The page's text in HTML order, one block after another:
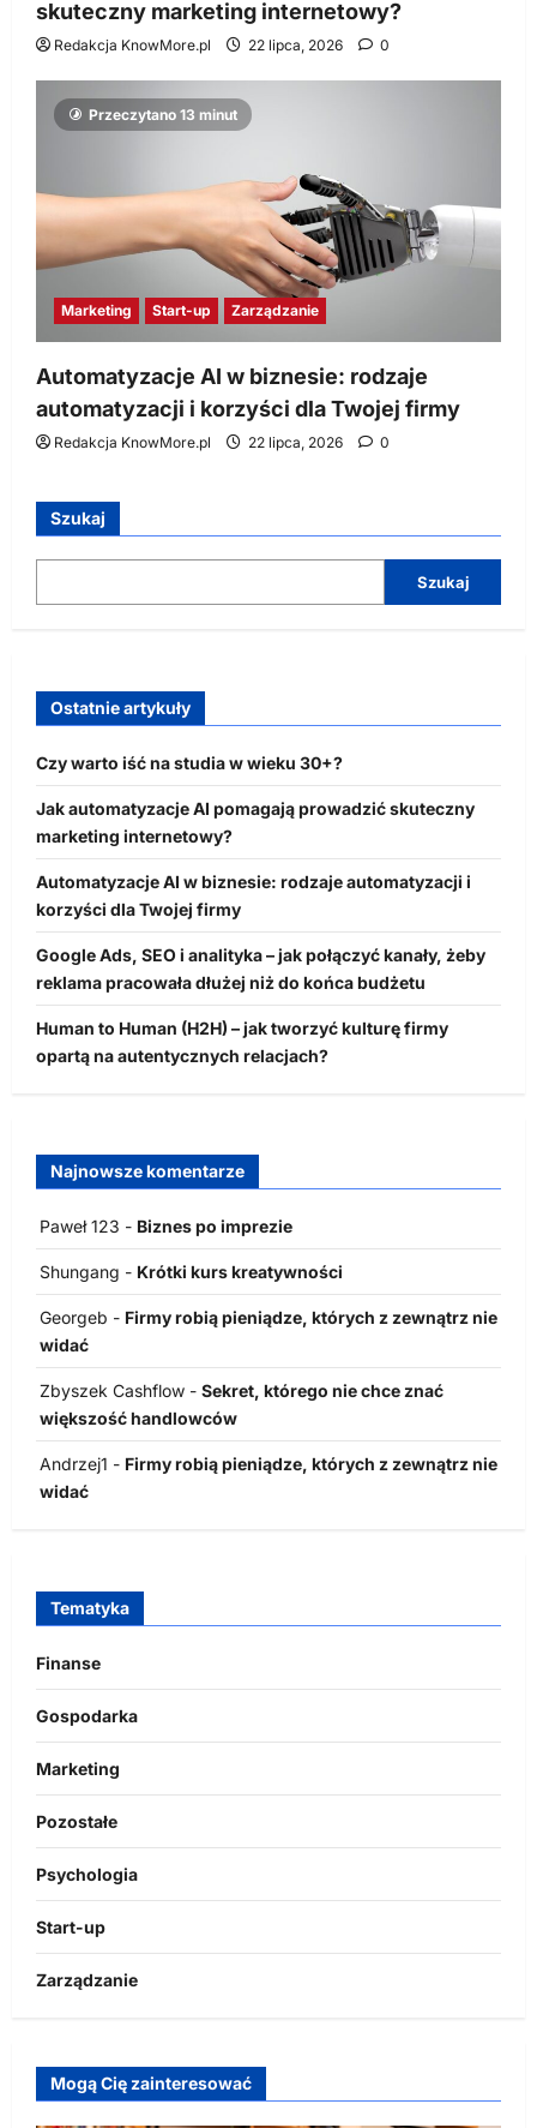
skuteczny marketing internetowy?
Redakcja KnowMore.pl 22 lipca, 2026 0
Przeczytano 13 minut
Marketing Start-up Zarządzanie
Automatyzacje AI w biznesie: rodzaje
automatyzacji i korzyści dla Twojej firmy
Redakcja KnowMore.pl 22 lipca, 2026 0
Szukaj
Szukaj
Ostatnie artykuły
Czy warto iść na studia w wieku 30+?
Jak automatyzacje AI pomagają prowadzić skuteczny
marketing internetowy?
Automatyzacje AI w biznesie: rodzaje automatyzacji i
korzyści dla Twojej firmy
Google Ads, SEO i analityka – jak połączyć kanały, żeby
reklama pracowała dłużej niż do końca budżetu
Human to Human (H2H) – jak tworzyć kulturę firmy
opartą na autentycznych relacjach?
Najnowsze komentarze
Paweł 123 - Biznes po imprezie
Shungang - Krótki kurs kreatywności
Georgeb - Firmy robią pieniądze, których z zewnątrz nie
widać
Zbyszek Cashflow - Sekret, którego nie chce znać
większość handlowców
Andrzej1 - Firmy robią pieniądze, których z zewnątrz nie
widać
Tematyka
Finanse
Gospodarka
Marketing
Pozostałe
Psychologia
Start-up
Zarządzanie
Mogą Cię zainteresować